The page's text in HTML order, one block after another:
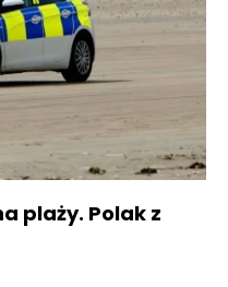
plaży. Polak z